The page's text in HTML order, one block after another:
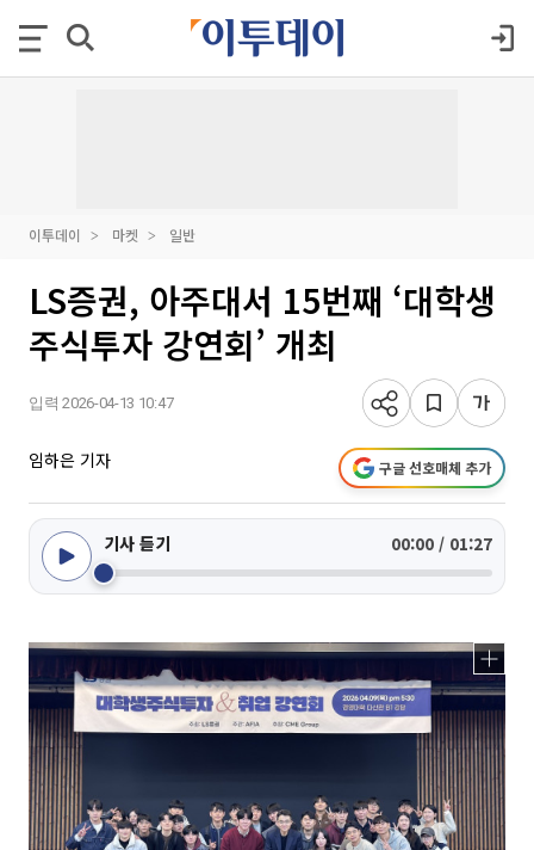
이투데이 마켓 일반
LS증권, 아주대서 15번째 ‘대학생
주식투자 강연회’ 개최
입력 2026-04-13 10:47
임하은 기자 구글 선호매체 추가
기사 듣기 00:00 / 01:27